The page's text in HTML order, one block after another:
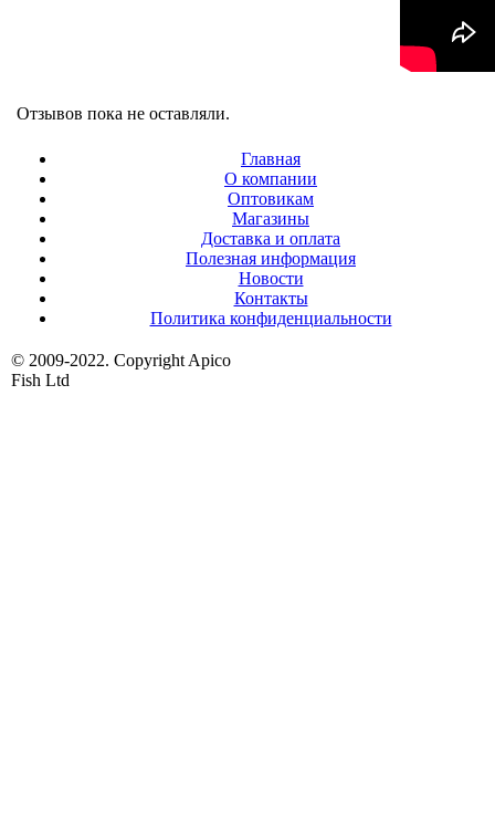
Отзывов пока не оставляли.
Главная
О компании
Оптовикам
Магазины
Доставка и оплата
Полезная информация
Новости
Контакты
Политика конфиденциальности
© 2009-2022. Copyright Apico
Fish Ltd